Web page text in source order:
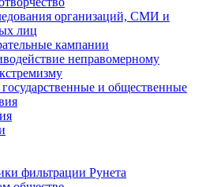
организаций, СМИ и
лиц
кампании
неправомерному
и общественные
фильтрации Рунета